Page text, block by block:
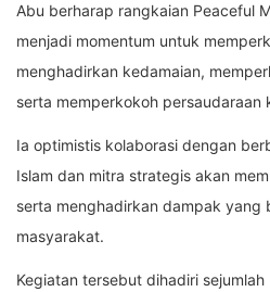
Abu berharap rangkaian Peaceful
menjadi momentum untuk
menghadirkan kedamaian,
serta memperkokoh persaudaraan
Ia optimistis kolaborasi dengan
Islam dan mitra strategis akan
serta menghadirkan dampak yang
masyarakat.
Kegiatan tersebut dihadiri